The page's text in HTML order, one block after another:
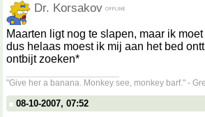
Dr. Korsakov
Maarten ligt nog te slapen, maar ik
dus helaas moest ik mij aan het bed
ontbijt zoeken*
"Give her a banana. Monkey see, monkey barf." -
08-10-2007, 07:52